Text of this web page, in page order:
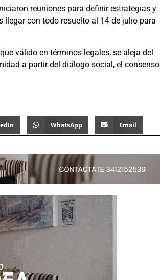
reuniones para definir estrategias y
llegar con todo resuelto al 14 de julio para
válido en términos legales, se aleja del
a partir del diálogo social, el consenso
WhatsApp Email